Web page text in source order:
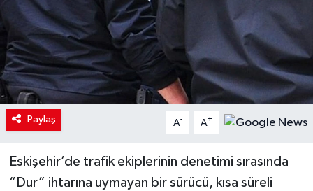
Paylaş A- A+
Eskişehir’de trafik ekiplerinin denetimi sırasında
“Dur” ihtarına uymayan bir sürücü, kısa süreli